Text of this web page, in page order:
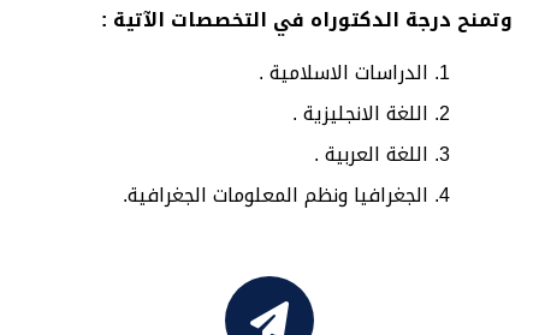
وتمنح درجة الدكتوراه في التخصصات الآتية :
الدراسات الاسلامية .
اللغة الانجليزية .
اللغة العربية .
الجغرافيا ونظم المعلومات الجغرافية.